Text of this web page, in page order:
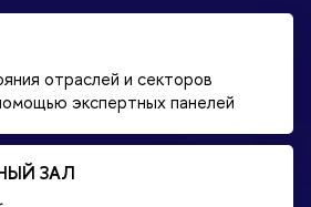
отраслей и секторов
экспертных панелей
ЗАЛ